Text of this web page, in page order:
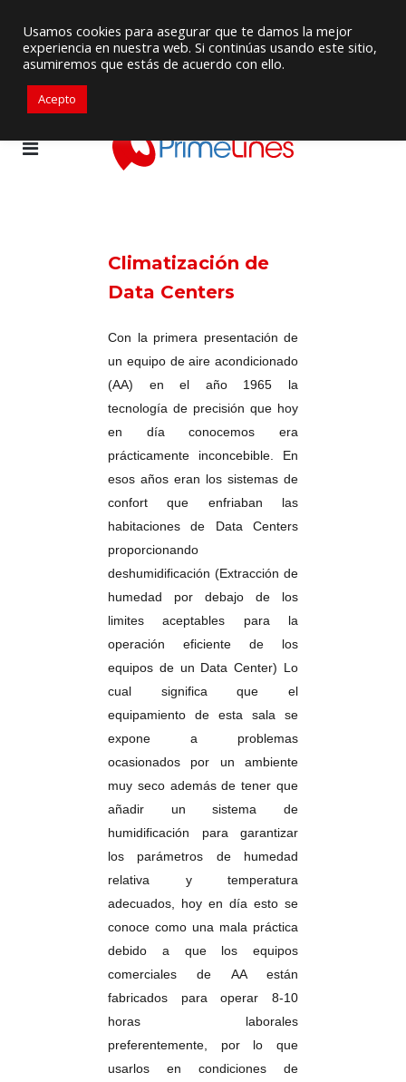
+57 3105917311 ventascolombia@primelines-hvac.com
Climatización de
Data Centers
Con la primera presentación de
un equipo de aire acondicionado
(AA) en el año 1965 la
tecnología de precisión que hoy
en día conocemos era
prácticamente inconcebible. En
esos años eran los sistemas de
confort que enfriaban las
habitaciones de Data Centers
proporcionando
deshumidificación (Extracción de
humedad por debajo de los
limites aceptables para la
operación eficiente de los
equipos de un Data Center) Lo
cual significa que el
equipamiento de esta sala se
expone a problemas
ocasionados por un ambiente
muy seco además de tener que
añadir un sistema de
humidificación para garantizar
los parámetros de humedad
relativa y temperatura
adecuados, hoy en día esto se
conoce como una mala práctica
debido a que los equipos
comerciales de AA están
fabricados para operar 8-10
horas laborales
preferentemente, por lo que
usarlos en condiciones de
Usamos cookies para asegurar que te damos la mejor
experiencia en nuestra web. Si continúas usando este sitio,
asumiremos que estás de acuerdo con ello.
Acepto